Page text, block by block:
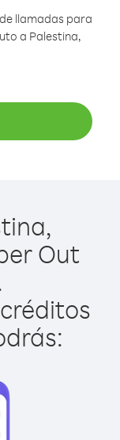
llamadas para
a Palestina,
Out